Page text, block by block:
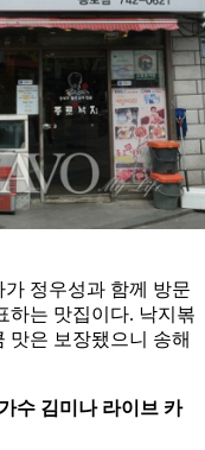
정우성과 함께 방문
하는 맛집이다. 낙지볶
맛은 보장됐으니 송해
수 김미나 라이브 카